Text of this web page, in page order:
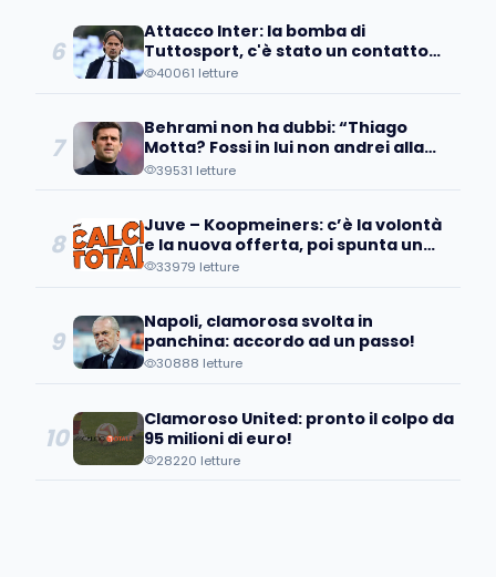
6
Attacco Inter: la bomba di
Tuttosport, c'è stato un contatto
con un pupillo di Inzaghi!
40061 letture
7
Behrami non ha dubbi: “Thiago
Motta? Fossi in lui non andrei alla
Juve perché..."
39531 letture
8
Juve – Koopmeiners: c’è la volontà
e la nuova offerta, poi spunta un
patto tra…
33979 letture
9
Napoli, clamorosa svolta in
panchina: accordo ad un passo!
30888 letture
10
Clamoroso United: pronto il colpo da
95 milioni di euro!
28220 letture